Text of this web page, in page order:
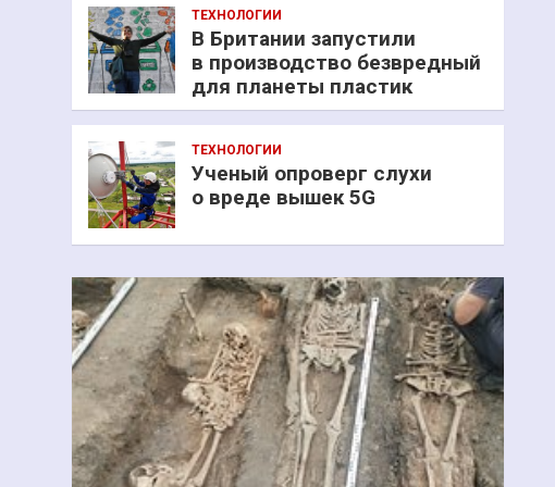
ТЕХНОЛОГИИ
В Британии запустили
в производство безвредный
для планеты пластик
ТЕХНОЛОГИИ
Ученый опроверг слухи
о вреде вышек 5G